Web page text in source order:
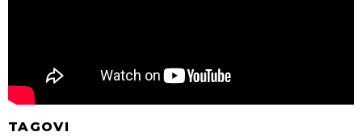
TAGOVI